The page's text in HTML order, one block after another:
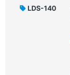
LDS-140